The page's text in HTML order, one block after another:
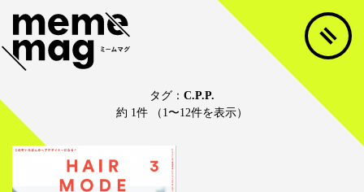
タグ： C.P.P.
約 1件 （1〜12件を表示）